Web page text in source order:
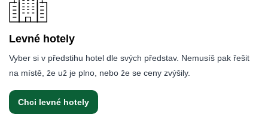
Levné hotely
Vyber si v předstihu hotel dle svých představ. Nemusíš pak řešit
na místě, že už je plno, nebo že se ceny zvýšily.
Chci levné hotely